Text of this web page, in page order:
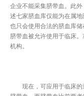
企业不能采集脐带血。此
述七家脐血库仅能为在属
也只会使用合法的脐血库
脐带血被允许使用于临床
机构。
现在，可应用于临床的